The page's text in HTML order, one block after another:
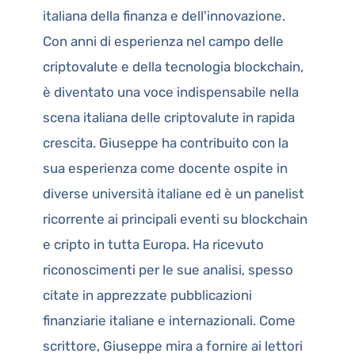
italiana della finanza e dell'innovazione.
Con anni di esperienza nel campo delle
criptovalute e della tecnologia blockchain,
è diventato una voce indispensabile nella
scena italiana delle criptovalute in rapida
crescita. Giuseppe ha contribuito con la
sua esperienza come docente ospite in
diverse università italiane ed è un panelist
ricorrente ai principali eventi su blockchain
e cripto in tutta Europa. Ha ricevuto
riconoscimenti per le sue analisi, spesso
citate in apprezzate pubblicazioni
finanziarie italiane e internazionali. Come
scrittore, Giuseppe mira a fornire ai lettori